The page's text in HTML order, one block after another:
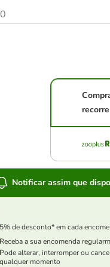
Notificar assim que
5% de desconto* em cada
Receba a sua encomenda
Pode alterar, interromper ou
qualquer momento